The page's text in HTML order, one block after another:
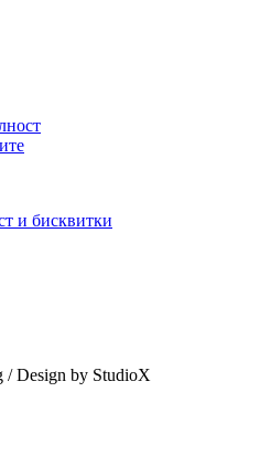
и бисквитки
Design by StudioX